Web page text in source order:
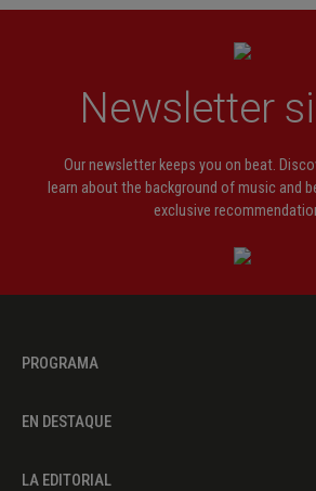
Newsletter
Our newsletter keeps you on beat.
learn about the background of music and
exclusive
PROGRAMA
EN DESTAQUE
LA EDITORIAL